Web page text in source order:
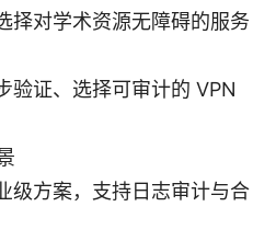
择对学术资源无障碍的服务
验证、选择可审计的 VPN
级方案，支持日志审计与合